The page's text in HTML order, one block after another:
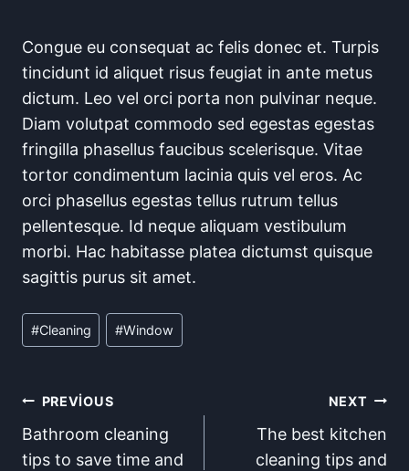
Congue eu consequat ac felis donec et. Turpis
tincidunt id aliquet risus feugiat in ante metus
dictum. Leo vel orci porta non pulvinar neque.
Diam volutpat commodo sed egestas egestas
fringilla phasellus faucibus scelerisque. Vitae
tortor condimentum lacinia quis vel eros. Ac
orci phasellus egestas tellus rutrum tellus
pellentesque. Id neque aliquam vestibulum
morbi. Hac habitasse platea dictumst quisque
sagittis purus sit amet.
Post
Tags:
#Cleaning #Window
Yazı
gezinmesi
PREVIOUS
Bathroom cleaning
tips to save time and
NEXT
The best kitchen
cleaning tips and